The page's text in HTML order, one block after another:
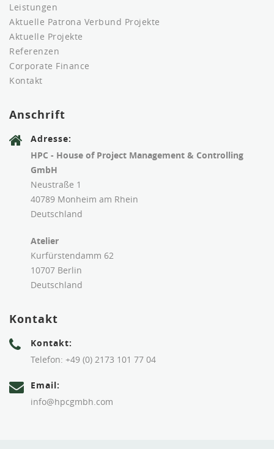
Leistungen
Aktuelle Patrona Verbund Projekte
Aktuelle Projekte
Referenzen
Corporate Finance
Kontakt
Anschrift
Adresse:
HPC - House of Project Management & Controlling
GmbH
Neustraße 1
40789 Monheim am Rhein
Deutschland
Atelier
Kurfürstendamm 62
10707 Berlin
Deutschland
Kontakt
Kontakt:
Telefon: +49 (0) 2173 101 77 04
Email:
info@hpcgmbh.com